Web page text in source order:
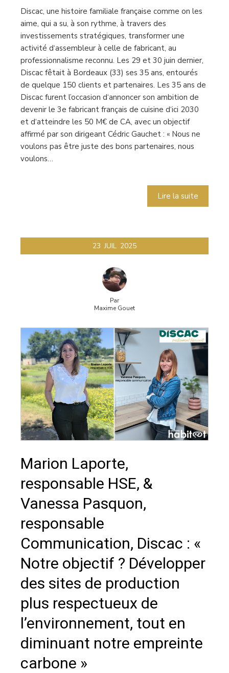
Discac, une histoire familiale française comme on les
aime, qui a su, à son rythme, à travers des
investissements stratégiques, transformer une
activité d‘assembleur à celle de fabricant, au
professionnalisme reconnu. Les 29 et 30 juin dernier,
Discac fêtait à Bordeaux (33) ses 35 ans, entourés
de quelque 150 clients et partenaires. Les 35 ans de
Discac furent l’occasion d‘annoncer son ambition de
devenir le 3e fabricant français de cuisine d‘ici 2030
et d‘atteindre les 50 M€ de CA, avec un objectif
affirmé par son dirigeant Cédric Gauchet : « Nous ne
voulons pas être juste des bons partenaires, nous
voulons…
Lire la suite
23 JUIL 2025
Par
Maxime Gouet
Marion Laporte,
responsable HSE, &
Vanessa Pasquon,
responsable
Communication, Discac : «
Notre objectif ? Développer
des sites de production
plus respectueux de
l’environnement, tout en
diminuant notre empreinte
carbone »